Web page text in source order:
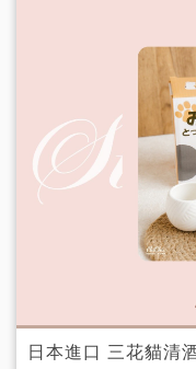
日本進口 三花貓清